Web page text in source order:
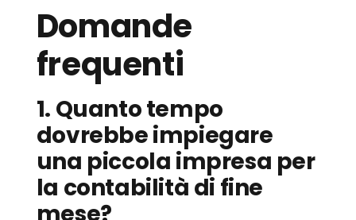
Domande
frequenti
1. Quanto tempo
dovrebbe impiegare
una piccola impresa per
la contabilità di fine